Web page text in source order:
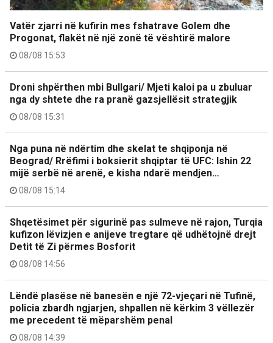
Vatër zjarri në kufirin mes fshatrave Golem dhe
Progonat, flakët në një zonë të vështirë malore
08/08 15:53
Droni shpërthen mbi Bullgari/ Mjeti kaloi pa u zbuluar
nga dy shtete dhe ra pranë gazsjellësit strategjik
08/08 15:31
Nga puna në ndërtim dhe skelat te shqiponja në
Beograd/ Rrëfimi i boksierit shqiptar të UFC: Ishin 22
mijë serbë në arenë, e kisha ndarë mendjen…
08/08 15:14
Shqetësimet për sigurinë pas sulmeve në rajon, Turqia
kufizon lëvizjen e anijeve tregtare që udhëtojnë drejt
Detit të Zi përmes Bosforit
08/08 14:56
Lëndë plasëse në banesën e një 72-vjeçari në Tufinë,
policia zbardh ngjarjen, shpallen në kërkim 3 vëllezër
me precedent të mëparshëm penal
08/08 14:39